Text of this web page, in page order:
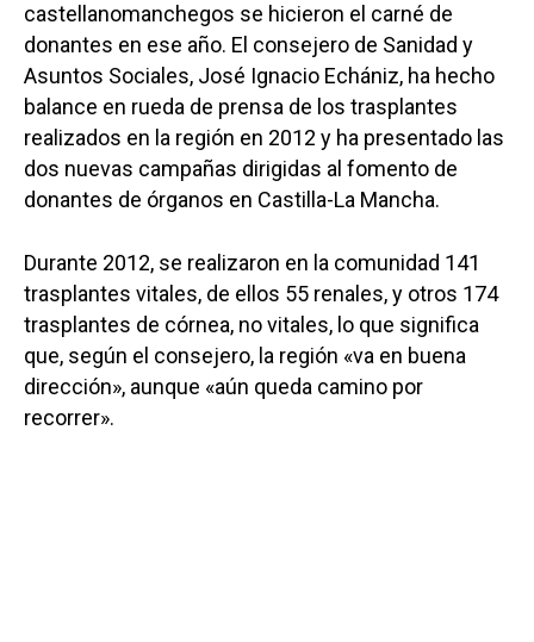
castellanomanchegos se hicieron el carné de
donantes en ese año. El consejero de Sanidad y
Asuntos Sociales, José Ignacio Echániz, ha hecho
balance en rueda de prensa de los trasplantes
realizados en la región en 2012 y ha presentado las
dos nuevas campañas dirigidas al fomento de
donantes de órganos en Castilla-La Mancha.
Durante 2012, se realizaron en la comunidad 141
trasplantes vitales, de ellos 55 renales, y otros 174
trasplantes de córnea, no vitales, lo que significa
que, según el consejero, la región «va en buena
dirección», aunque «aún queda camino por
recorrer».